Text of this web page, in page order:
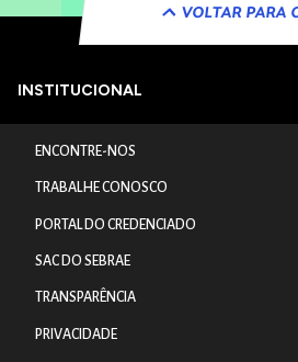
VOLTAR PARA
INSTITUCIONAL
ENCONTRE-NOS
TRABALHE CONOSCO
PORTAL DO CREDENCIADO
SAC DO SEBRAE
TRANSPARÊNCIA
PRIVACIDADE